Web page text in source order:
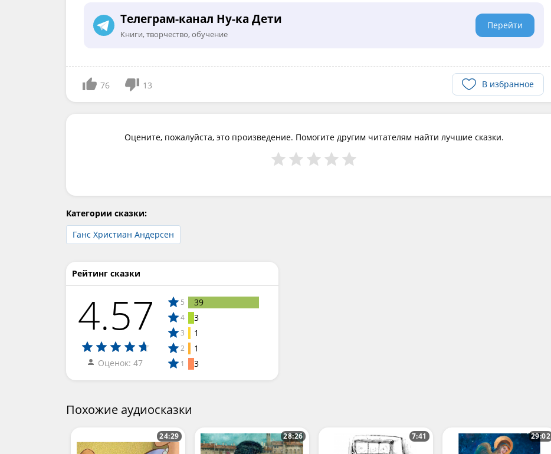
Телеграм-канал Ну-ка Дети
Книги, творчество, обучение
Перейти
76 13 В избранное
Оцените, пожалуйста, это произведение. Помогите другим читателям найти лучшие сказки.
Категории сказки:
Ганс Христиан Андерсен
Рейтинг сказки
4.57
Оценок: 47
5 39
4 3
3 1
2 1
1 3
Похожие аудиосказки
24:29 28:26 7:41 29:02